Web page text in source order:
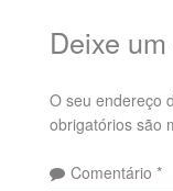
Deixe
O seu endereço
obrigatórios são
Comentário *